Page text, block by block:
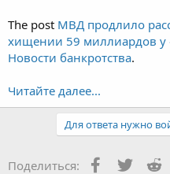
The post МВД продлило
хищении 59 миллиардов у
Новости банкротства.
Читайте далее...
Для ответа нужно
Поделиться: Facebook
Twitter